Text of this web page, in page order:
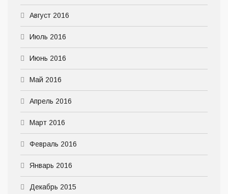
Август 2016
Июль 2016
Июнь 2016
Май 2016
Апрель 2016
Март 2016
Февраль 2016
Январь 2016
Декабрь 2015